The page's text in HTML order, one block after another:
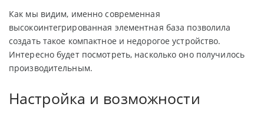
Как мы видим, именно современная
высокоинтегрированная элементная база позволила
создать такое компактное и недорогое устройство.
Интересно будет посмотреть, насколько оно получилось
производительным.
Настройка и возможности